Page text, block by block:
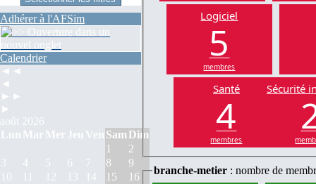
Adhérer à l'AFSim
Calendrier
◄◄
◄
►►
►
août 2026
Lun Mar Mer Jeu Ven Sam Dim
1
2
3
4 5 6 7 8
9
10
11 12 13 14 15
16
Logiciel
5
membres
Santé
4
membres
Sécurité
branche-metier : nombre de